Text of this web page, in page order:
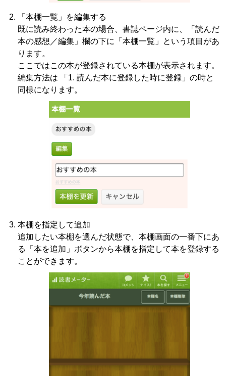
「本棚一覧」を編集する
既に読み終わった本の場合、書誌ページ内に、「読んだ
本の感想／編集」欄の下に「本棚一覧」という項目があ
ります。
ここではこの本が登録されている本棚が表示されます。
編集方法は 「1. 読んだ本に登録した時に登録」の時と
同様になります。
本棚を指定して追加
追加したい本棚を選んだ状態で、本棚画面の一番下にあ
る「本を追加」ボタンから本棚を指定して本を登録する
ことができます。